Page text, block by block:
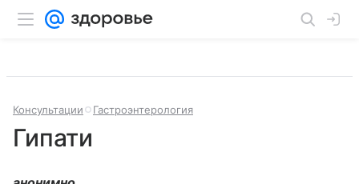
Консультации Гастроэнтерология
Гипати